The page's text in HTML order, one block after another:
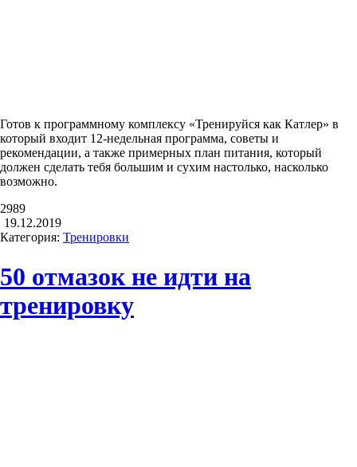
Готов к программному комплексу «Тренируйся как Катлер» в
который входит 12-недельная программа, советы и
рекомендации, а также примерных план питания, который
должен сделать тебя большим и сухим настолько, насколько
возможно.
2989
19.12.2019
Категория: Тренировки
50 отмазок не идти на
тренировку